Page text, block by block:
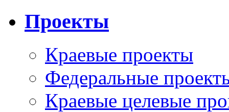
Проекты
Краевые проекты
Федеральные
Краевые целевые